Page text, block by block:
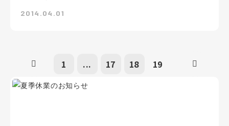
2014.04.01
1 ... 17 18 19